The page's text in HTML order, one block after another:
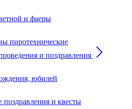
и фаеры
пиротехнические
и поздравления
юбилей
поздравления и квесты